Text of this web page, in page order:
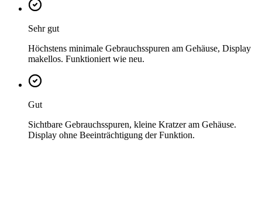
Sehr gut
Höchstens minimale Gebrauchsspuren am Gehäuse, Display
makellos. Funktioniert wie neu.
Gut
Sichtbare Gebrauchsspuren, kleine Kratzer am Gehäuse.
Display ohne Beeinträchtigung der Funktion.